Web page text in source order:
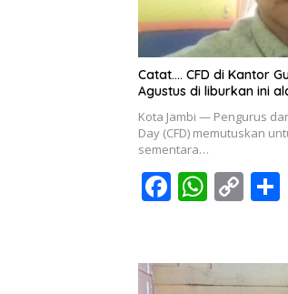
Catat…. CFD di Kantor
Agustus di liburkan ini
Kota Jambi — Pengurus
Day (CFD) memutuskan
sementara…
F
b
W
s
C
y